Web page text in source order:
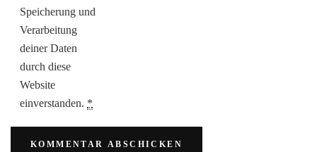
Speicherung und
Verarbeitung
deiner Daten
durch diese
Website
einverstanden. *